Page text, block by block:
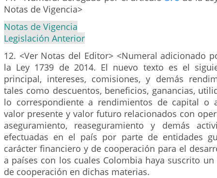
Notas de Vigencia>
Notas de Vigencia
Legislación Anterior
12. <Ver Notas del Editor> <Numeral adicionado
la Ley 1739 de 2014. El nuevo texto es el
principal, intereses, comisiones, y demás
tales como descuentos, beneficios, ganancias,
lo correspondiente a rendimientos de capital o
valor presente y valor futuro relacionados con
aseguramiento, reaseguramiento y demás
efectuadas en el país por parte de entidades
carácter financiero y de cooperación para el
a países con los cuales Colombia haya suscrito
de cooperación en dichas materias.